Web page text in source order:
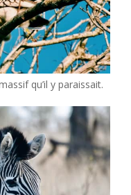
qu’il y paraissait.